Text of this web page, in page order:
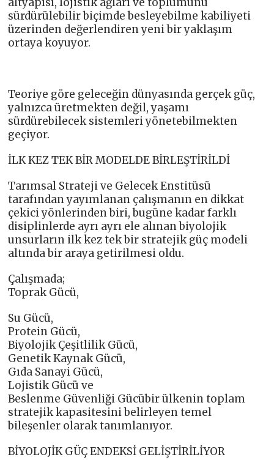
sürdürülebilir biçimde besleyebilme kabiliyeti
üzerinden değerlendiren yeni bir yaklaşım
ortaya koyuyor.
Teoriye göre geleceğin dünyasında gerçek güç,
yalnızca üretmekten değil, yaşamı
sürdürebilecek sistemleri yönetebilmekten
geçiyor.
İLK KEZ TEK BİR MODELDE BİRLEŞTİRİLDİ
Tarımsal Strateji ve Gelecek Enstitüsü
tarafından yayımlanan çalışmanın en dikkat
çekici yönlerinden biri, bugüne kadar farklı
disiplinlerde ayrı ayrı ele alınan biyolojik
unsurların ilk kez tek bir stratejik güç modeli
altında bir araya getirilmesi oldu.
Çalışmada;
Toprak Gücü,
Su Gücü,
Protein Gücü,
Biyolojik Çeşitlilik Gücü,
Genetik Kaynak Gücü,
Gıda Sanayi Gücü,
Lojistik Gücü ve
Beslenme Güvenliği Gücübir ülkenin toplam
stratejik kapasitesini belirleyen temel
bileşenler olarak tanımlanıyor.
BİYOLOJİK GÜÇ ENDEKSİ GELİŞTİRİLİYOR